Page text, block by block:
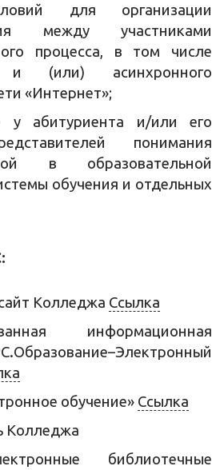
для организации
между участниками
процесса, в том числе
и (или) асинхронного
«Интернет»;
у абитуриента и/или его
понимания
в образовательной
обучения и отдельных
Колледжа Ссылка
информационная
обучение» Ссылка
Колледжа
библиотечные